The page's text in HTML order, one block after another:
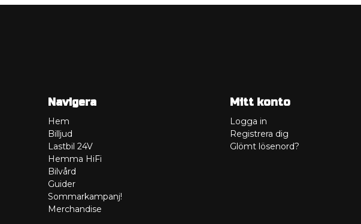
Navigera
Hem
Billjud
Lastbil 24V
Hemma HiFi
Bilvård
Guider
Sommarkampanj!
Merchandise
Mitt konto
Logga in
Registrera dig
Glömt lösenord?